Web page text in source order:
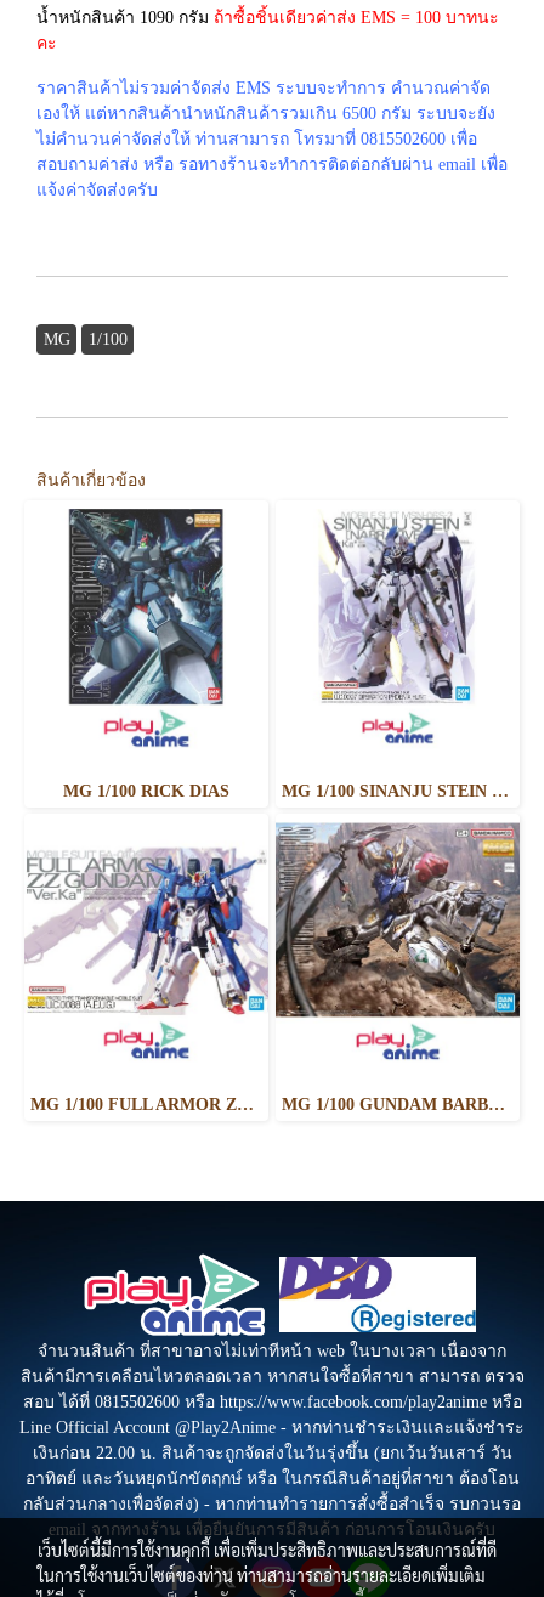
น้ำหนักสินค้า 1090 กรัม ถ้าซื้อชิ้นเดียวค่าส่ง EMS = 100 บาทนะ
คะ
ราคาสินค้าไม่รวมค่าจัดส่ง EMS ระบบจะทำการ คำนวณค่าจัด
เองให้ แต่หากสินค้านำหนักสินค้ารวมเกิน 6500 กรัม ระบบจะยัง
ไม่คำนวนค่าจัดส่งให้ ท่านสามารถ โทรมาที่ 0815502600 เพื่อ
สอบถามค่าส่ง หรือ รอทางร้านจะทำการติดต่อกลับผ่าน email เพื่อ
แจ้งค่าจัดส่งครับ
MG 1/100
สินค้าเกี่ยวข้อง
MG 1/100 RICK DIAS MG 1/100 SINANJU STEIN (NARRATIVE VER.) VER.KA
MG 1/100 FULL ARMOR ZZ GUNDAM Ver.Ka MG 1/100 GUNDAM BARBATOS LUPUS
จำนวนสินค้า ที่สาขาอาจไม่เท่าทีหน้า web ในบางเวลา เนื่องจาก
สินค้ามีการเคลือนไหวตลอดเวลา หากสนใจซื้อที่สาขา สามารถ ตรวจ
สอบ ได้ที่ 0815502600 หรือ https://www.facebook.com/play2anime หรือ
Line Official Account @Play2Anime - หากท่านชำระเงินและแจ้งชำระ
เงินก่อน 22.00 น. สินค้าจะถูกจัดส่งในวันรุ่งขึ้น (ยกเว้นวันเสาร์ วัน
อาทิตย์ และวันหยุดนักขัตฤกษ์ หรือ ในกรณีสินค้าอยู่ที่สาขา ต้องโอน
กลับส่วนกลางเพื่อจัดส่ง) - หากท่านทำรายการสั่งซื้อสำเร็จ รบกวนรอ
email จากทางร้าน เพื่อยืนยันการมีสินค้า ก่อนการโอนเงินครับ
เว็บไซต์นี้มีการใช้งานคุกกี้ เพื่อเพิ่มประสิทธิภาพและประสบการณ์ที่ดี
ในการใช้งานเว็บไซต์ของท่าน ท่านสามารถอ่านรายละเอียดเพิ่มเติม